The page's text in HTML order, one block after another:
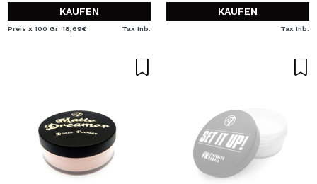
KAUFEN
Preis x 100 Gr: 18,69€ Tax Inb.
KAUFEN
Tax Inb.